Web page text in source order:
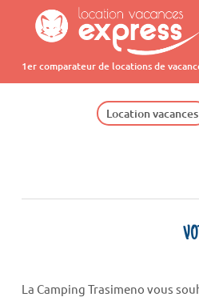
1er comparateur de locations de
Location vacances
La Camping Trasimeno vous